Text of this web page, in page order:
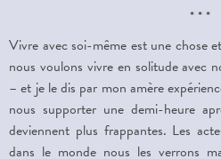
* * *
Vivre avec soi-même est une chose
nous voulons vivre en solitude avec
– et je le dis par mon amère
nous supporter une demi-heure
deviennent plus frappantes. Les
dans le monde nous les verrons